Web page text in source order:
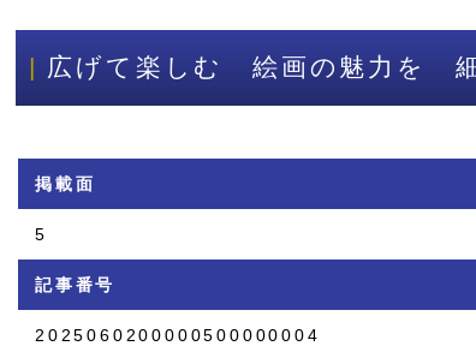
広げて楽しむ 絵画の魅力を
掲載面
5
記事番号
2025060200000500000004